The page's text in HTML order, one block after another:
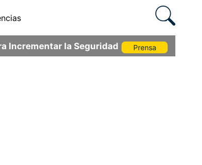
Incrementar la Seguridad Prensa